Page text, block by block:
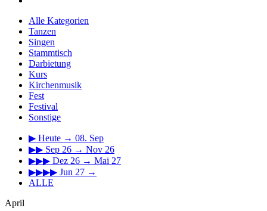
Alle Kategorien
Tanzen
Singen
Stammtisch
Darbietung
Kurs
Kirchenmusik
Fest
Festival
Sonstige
▶ Heute → 08. Sep
▶▶ Sep 26 → Nov 26
▶▶▶ Dez 26 → Mai 27
▶▶▶▶ Jun 27 →
ALLE
April